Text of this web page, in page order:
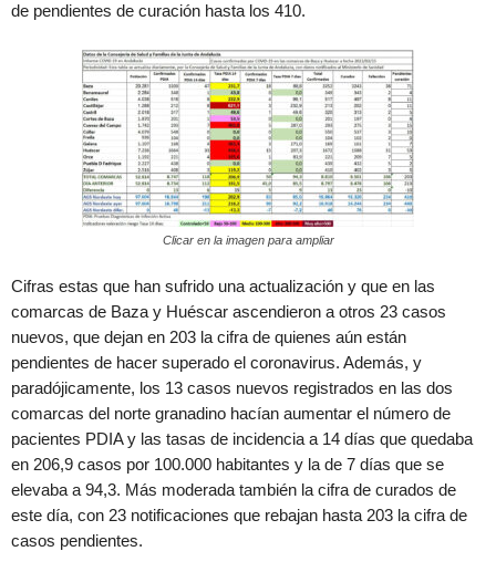
de pendientes de curación hasta los 410.
Clicar en la imagen para ampliar
Cifras estas que han sufrido una actualización y que en las
comarcas de Baza y Huéscar ascendieron a otros 23 casos
nuevos, que dejan en 203 la cifra de quienes aún están
pendientes de hacer superado el coronavirus. Además, y
paradójicamente, los 13 casos nuevos registrados en las dos
comarcas del norte granadino hacían aumentar el número de
pacientes PDIA y las tasas de incidencia a 14 días que quedaba
en 206,9 casos por 100.000 habitantes y la de 7 días que se
elevaba a 94,3. Más moderada también la cifra de curados de
este día, con 23 notificaciones que rebajan hasta 203 la cifra de
casos pendientes.